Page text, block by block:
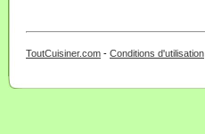
ToutCuisiner.com - Conditions d'utilisation